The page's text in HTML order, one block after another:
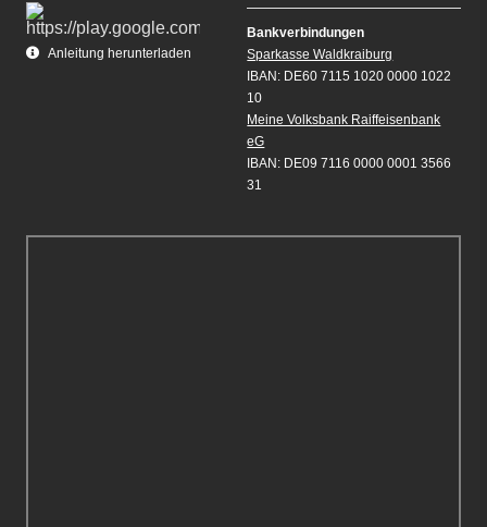
Anleitung herunterladen
Bankverbindungen
Sparkasse Waldkraiburg
IBAN: DE60 7115 1020 0000 1022
10
Meine Volksbank Raiffeisenbank
eG
IBAN: DE09 7116 0000 0001 3566
31